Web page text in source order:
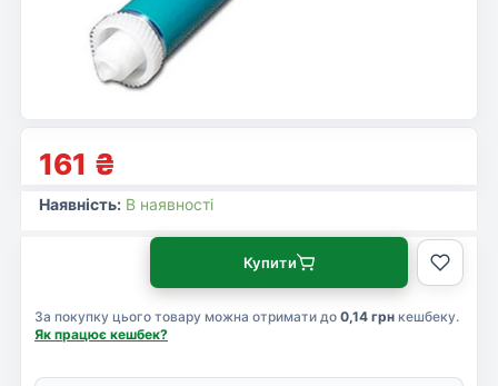
161 ₴
Наявність: В наявності
За покупку цього товару можна отримати до 0,14 грн кешбеку.
Як працює кешбек?
Купити